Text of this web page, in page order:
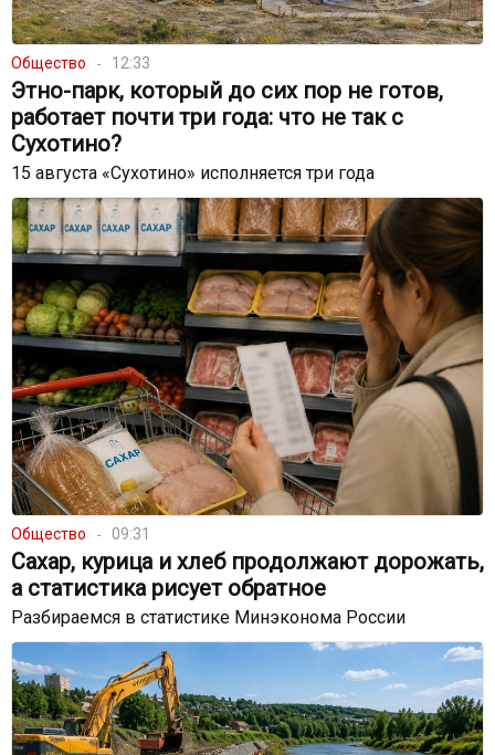
Общество 12:33
Этно-парк, который до сих пор не готов,
работает почти три года: что не так с
Сухотино?
15 августа «Сухотино» исполняется три года
Общество 09:31
Сахар, курица и хлеб продолжают дорожать,
а статистика рисует обратное
Разбираемся в статистике Минэконома России